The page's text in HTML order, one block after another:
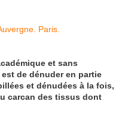
et sans
de dénuder en partie
et dénudées à la fois,
carcan des tissus dont